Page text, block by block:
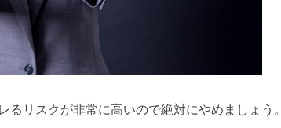
リスクが非常に高いので絶対にやめましょう。